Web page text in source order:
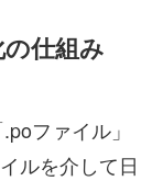
仕組み
ファイル」
ルを介して日